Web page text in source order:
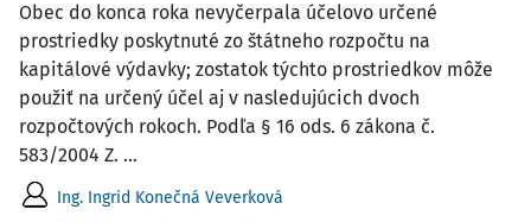
Obec do konca roka nevyčerpala účelovo určené
prostriedky poskytnuté zo štátneho rozpočtu na
kapitálové výdavky; zostatok týchto prostriedkov môže
použiť na určený účel aj v nasledujúcich dvoch
rozpočtových rokoch. Podľa § 16 ods. 6 zákona č.
583/2004 Z. ...
Ing. Ingrid Konečná Veverková